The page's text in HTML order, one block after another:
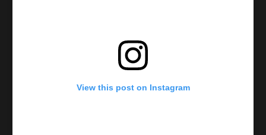
View this post on Instagram